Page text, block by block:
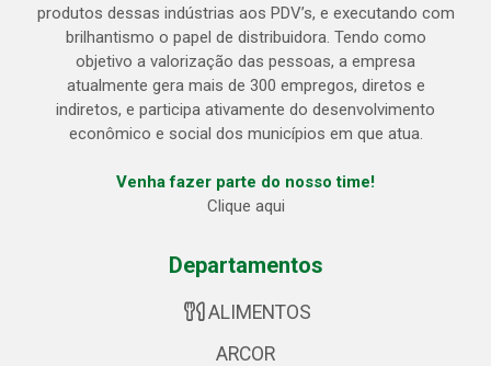
produtos dessas indústrias aos PDV’s, e executando com
brilhantismo o papel de distribuidora. Tendo como
objetivo a valorização das pessoas, a empresa
atualmente gera mais de 300 empregos, diretos e
indiretos, e participa ativamente do desenvolvimento
econômico e social dos municípios em que atua.
Venha fazer parte do nosso time!
Clique aqui
Departamentos
ALIMENTOS
ARCOR